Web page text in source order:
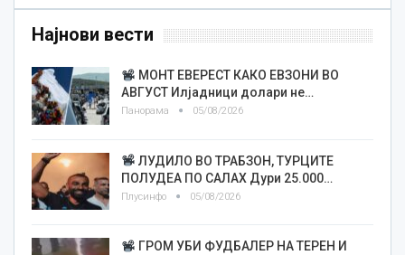
Најнови вести
МОНТ ЕВЕРЕСТ КАКО ЕВЗОНИ ВО
АВГУСТ Илјадници долари не…
Панорама 05/08/2026
ЛУДИЛО ВО ТРАБЗОН, ТУРЦИТЕ
ПОЛУДЕА ПО САЛАХ Дури 25.000…
Плусинфо 05/08/2026
ГРОМ УБИ ФУДБАЛЕР НА ТЕРЕН И